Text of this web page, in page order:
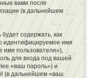
вами после
(в дальнейшем
содержать, как
идентифицируемое имя
пользователя»),
для входа под вашей
«ваш пароль») и
(в дальнейшем «ваш